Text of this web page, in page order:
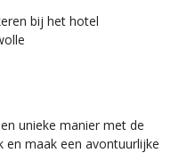
bij het hotel
unieke manier met de
en maak een avontuurlijke